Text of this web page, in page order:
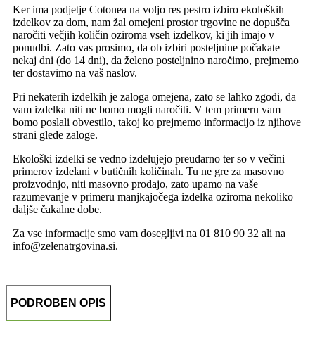
Ker ima podjetje Cotonea na voljo res pestro izbiro ekoloških
izdelkov za dom, nam žal omejeni prostor trgovine ne dopušča
naročiti večjih količin oziroma vseh izdelkov, ki jih imajo v
ponudbi. Zato vas prosimo, da ob izbiri posteljnine počakate
nekaj dni (do 14 dni), da želeno posteljnino naročimo, prejmemo
ter dostavimo na vaš naslov.
Pri nekaterih izdelkih je zaloga omejena, zato se lahko zgodi, da
vam izdelka niti ne bomo mogli naročiti. V tem primeru vam
bomo poslali obvestilo, takoj ko prejmemo informacijo iz njihove
strani glede zaloge.
Ekološki izdelki se vedno izdelujejo preudarno ter so v večini
primerov izdelani v butičnih količinah. Tu ne gre za masovno
proizvodnjo, niti masovno prodajo, zato upamo na vaše
razumevanje v primeru manjkajočega izdelka oziroma nekoliko
daljše čakalne dobe.
Za vse informacije smo vam dosegljivi na 01 810 90 32 ali na
info@zelenatrgovina.si.
PODROBEN OPIS